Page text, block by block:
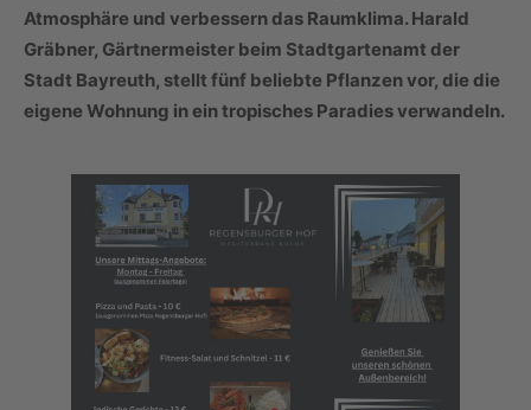
Atmosphäre und verbessern das Raumklima. Harald
Gräbner, Gärtnermeister beim Stadtgartenamt der
Stadt Bayreuth, stellt fünf beliebte Pflanzen vor, die die
eigene Wohnung in ein tropisches Paradies verwandeln.